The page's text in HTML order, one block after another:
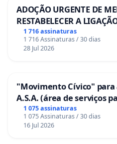
ADOÇÃO URGENTE DE
RESTABELECER A
1 716 assinaturas
1 716 Assinaturas / 30 dias
28 Jul 2026
"Movimento Cívico"
A.S.A. (área de serviços
Coimbra
1 075 assinaturas
1 075 Assinaturas / 30 dias
16 Jul 2026